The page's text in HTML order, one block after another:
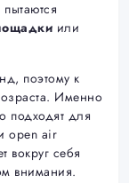
или
поэтому к
Именно
подходят для
open air
вокруг себя
внимания.